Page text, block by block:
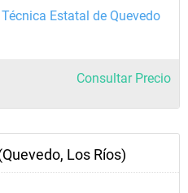
Estatal de Quevedo
Consultar Precio
Los Ríos)